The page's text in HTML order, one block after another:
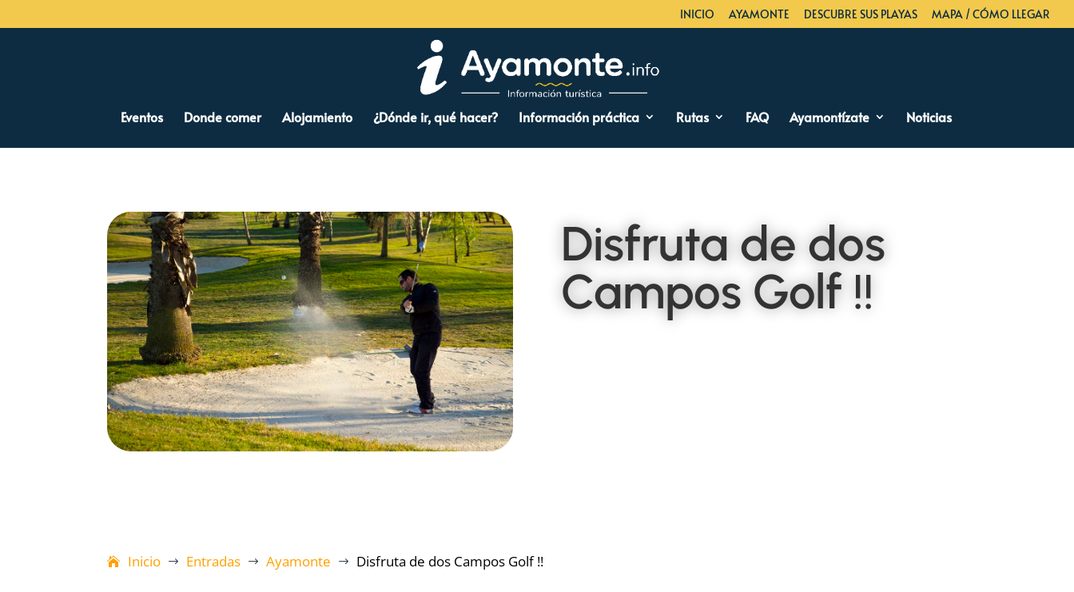
INICIO AYAMONTE DESCUBRE SUS PLAYAS MAPA / CÓMO LLEGAR
Eventos Donde comer Alojamiento ¿Dónde ir, qué hacer? Información práctica Rutas FAQ Ayamontízate Noticias
Disfruta de dos
Campos Golf !!
Inicio $ Entradas $ Ayamonte $ Disfruta de dos Campos Golf !!